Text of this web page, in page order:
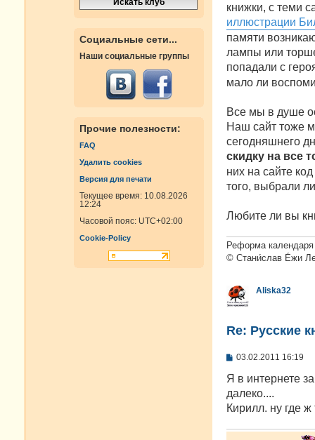
Социальные сети...
Наши социальные группы
Прочие полезности:
FAQ
Удалить cookies
Версия для печати
Текущее время: 10.08.2026
12:24
Часовой пояс: UTC+02:00
Cookie-Policy
и
е
книжки, с теми
иллюстрации
памяти
лампы или
попадали с
мало ли
Все мы в душе
Наш сайт тоже
сегодняшнего
скидку на все
них на сайте
того, выбрали
Любите ли вы
Реформа
© Стани́слав Е́жи
Aliska32
Re: Русские
С
о
щ
е
03.02.2011 16:19
Я в интернете
далеко....
Кирилл. ну где